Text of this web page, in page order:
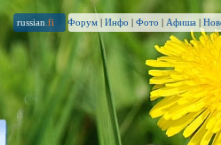
russian .fi Форум | Инфо | Фото | Афиша |